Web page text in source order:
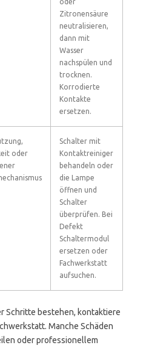
Zitronensäure
neutralisieren,
dann mit
Wasser
nachspülen und
trocknen.
Korrodierte
Kontakte
ersetzen.
oder
Schalter mit
Kontaktreiniger
behandeln oder
die Lampe
öffnen und
Schalter
überprüfen. Bei
Defekt
Schaltermodul
ersetzen oder
Fachwerkstatt
aufsuchen.
Schritte bestehen, kontaktiere
Manche Schäden
oder professionellem